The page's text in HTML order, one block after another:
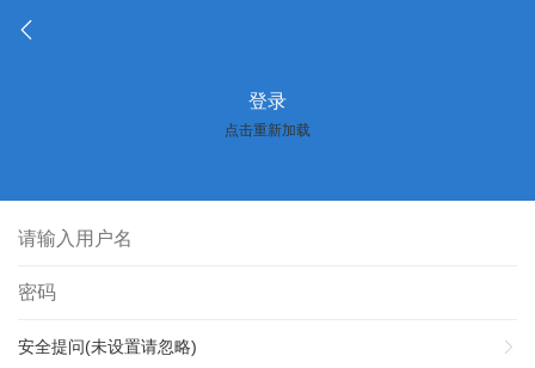
登录
点击重新加载
安全提问(未设置请忽略)